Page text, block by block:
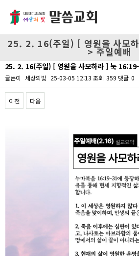
25. 2. 16(주일) [ 영원을 사모
> 주일예배
25. 2. 16(주일) [ 영원을 사모하라 ] 눅
글쓴이 세상의빛 25-03-05 12:13 조회 359 댓글 0
이전 다음